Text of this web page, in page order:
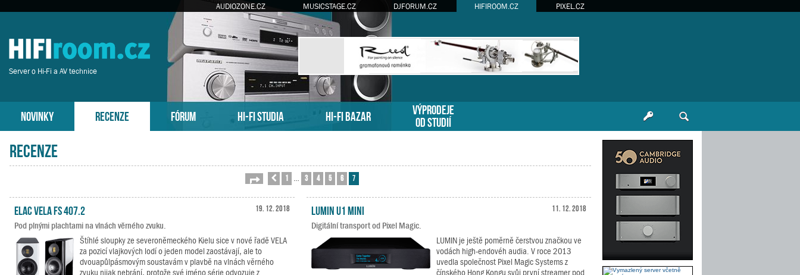
AUDIOZONE.CZ MUSICSTAGE.CZ DJFORUM.CZ HIFIROOM.CZ PIXEL.CZ
Server o Hi-Fi a AV technice
NOVINKY RECENZE FÓRUM HI-FI STUDIA HI-FI BAZAR
VÝPRODEJE
OD STUDIÍ
Recenze
Stránka zPředchozí
1 3 4 5 6 7
19. 12. 2018
ELAC VELA FS 407.2
Pod plnými plachtami na vlnách věrného zvuku.
Štíhlé sloupky ze severoněmeckého Kielu sice v nové řadě VELA
za pozicí vlajkových lodí o jeden model zaostávají, ale to
dvouapůlpásmovým soustavám v plavbě na vlnách věrného
zvuku nijak nebrání, protože své jméno série odvozuje z
11. 12. 2018
LUMIN U1 Mini
Digitální transport od Pixel Magic.
LUMIN je ještě poměrně čerstvou značkou ve
vodách high-endovéh audia. V roce 2013
uvedla společnost Pixel Magic Systems z
čínského Hong Kongu svůj první streamer pod